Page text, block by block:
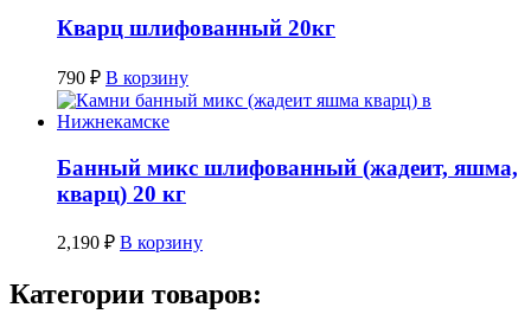
Кварц шлифованный 20кг
790 ₽ В корзину
Банный микс шлифованный (жадеит, яшма,
кварц) 20 кг
2,190 ₽ В корзину
Категории товаров: